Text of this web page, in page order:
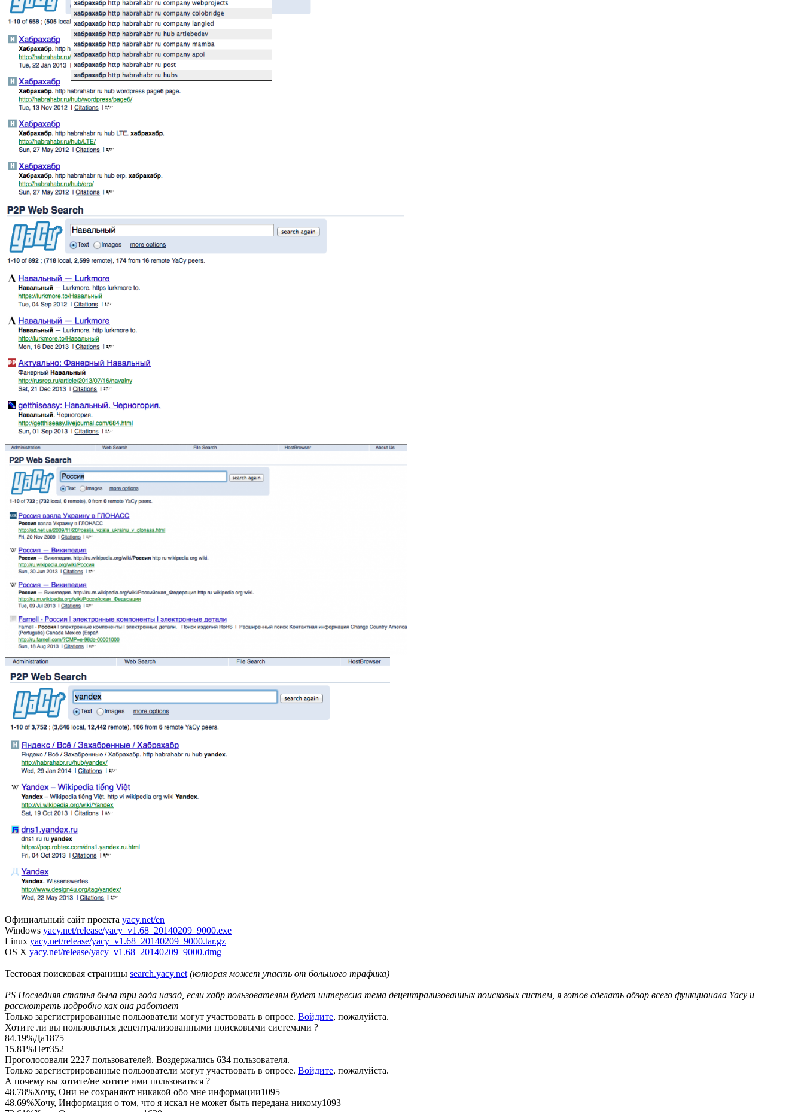
Официальный сайт проекта yacy.net/en
Windows yacy.net/release/yacy_v1.68_20140209_9000.exe
Linux yacy.net/release/yacy_v1.68_20140209_9000.tar.gz
OS X yacy.net/release/yacy_v1.68_20140209_9000.dmg
Тестовая поисковая страницы search.yacy.net (которая может упасть от большого трафика)
PS Последняя статья была три года назад, если хабр пользователям будет интересна тема децентрализованных поисковых систем, я готов сделать обзор всего функционала Yacy и
рассмотреть подробно как она работает
Только зарегистрированные пользователи могут участвовать в опросе. Войдите, пожалуйста.
Хотите ли вы пользоваться децентрализованными поисковыми системами ?
84.19%Да1875
15.81%Нет352
Проголосовали 2227 пользователей. Воздержались 634 пользователя.
Только зарегистрированные пользователи могут участвовать в опросе. Войдите, пожалуйста.
А почему вы хотите/не хотите ими пользоваться ?
48.78%Хочу, Они не сохраняют никакой обо мне информации1095
48.69%Хочу, Информация о том, что я искал не может быть передана никому1093